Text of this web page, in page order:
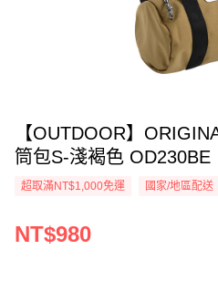
【OUTDOOR】
筒包S-淺褐色 OD230BE
超取滿NT$1,000免運 國家/地區配送
NT$980